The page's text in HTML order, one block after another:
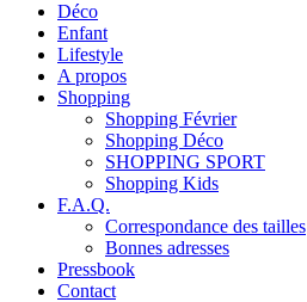
Déco
Enfant
Lifestyle
A propos
Shopping
Shopping Février
Shopping Déco
SHOPPING SPORT
Shopping Kids
F.A.Q.
Correspondance des tailles
Bonnes adresses
Pressbook
Contact